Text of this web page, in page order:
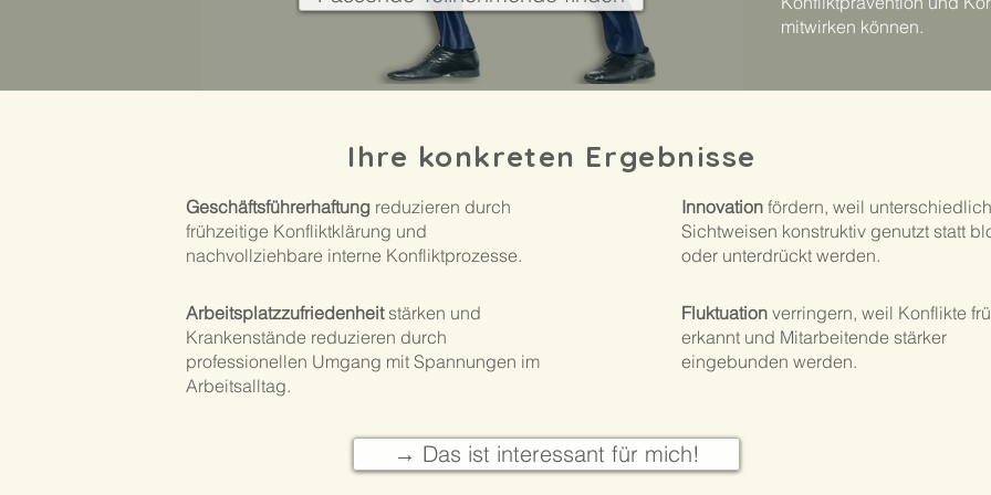
mitwirken können.
Ihre konkreten Ergebnisse
Geschäftsführerhaftung reduzieren durch
frühzeitige Konfliktklärung und
nachvollziehbare interne Konfliktprozesse.
Innovation fördern, weil
Sichtweisen konstruktiv genutzt statt
oder unterdrückt werden.
Arbeitsplatzzufriedenheit stärken und
Krankenstände reduzieren durch
professionellen Umgang mit Spannungen im
Arbeitsalltag.
Fluktuation verringern, weil Konflikte
erkannt und Mitarbeitende stärker
eingebunden werden.
→ Das ist interessant für mich!